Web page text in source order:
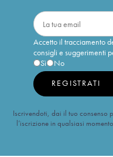
Accetto il tracciamento
consigli e suggerimenti
Sì
No
REGISTRATI
Iscrivendoti, dai il tuo consenso
l’iscrizione in qualsiasi